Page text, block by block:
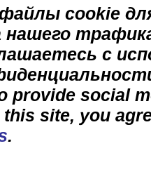
cookie
нашего
с
provide social
site, you
.